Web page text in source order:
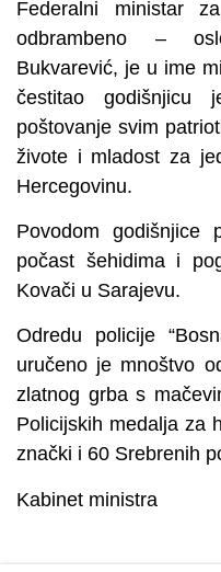
Federalni ministar
odbrambeno –
Bukvarević, je u ime
čestitao godišnjicu
poštovanje svim
živote i mladost za
Hercegovinu.
Povodom godišnjice
počast šehidima i
Kovači u Sarajevu.
Odredu policije
uručeno je mnoštvo
zlatnog grba s
Policijskih medalja za
znački i 60 Srebrenih
Kabinet ministra